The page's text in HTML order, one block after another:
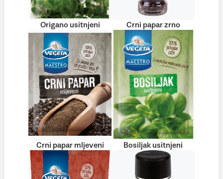
Origano usitnjeni Crni papar zrno
Crni papar mljeveni Bosiljak usitnjeni